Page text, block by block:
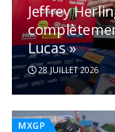
Jeffrey
Lucas »
28 JUILLET 2026
MXGP